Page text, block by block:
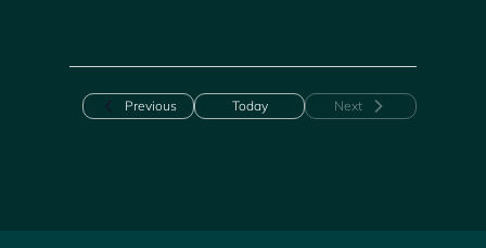
PreviousEvents Today Next
Events